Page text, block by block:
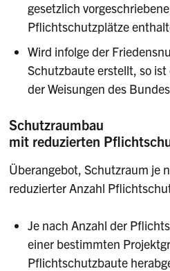
gesetzlich
Pflichtschutzplätze
Wird infolge der
Schutzbaute erstellt, so
der Weisungen des
Schutzraumbau
mit reduzierten
Überangebot, Schutzraum je
reduzierter Anzahl
Je nach Anzahl der
einer bestimmten
Pflichtschutzbaute